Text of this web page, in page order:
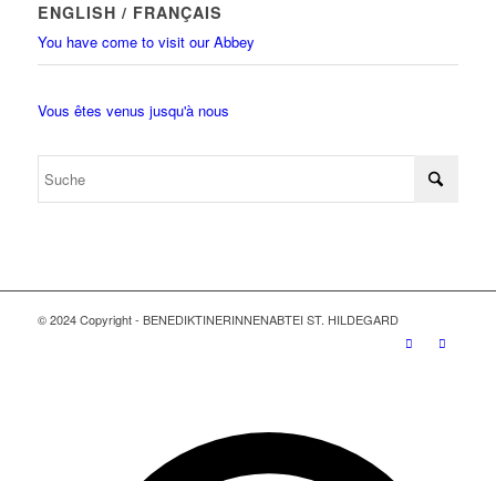
ENGLISH / FRANÇAIS
You have come to visit our Abbey
Vous êtes venus jusqu'à nous
© 2024 Copyright - BENEDIKTINERINNENABTEI ST. HILDEGARD